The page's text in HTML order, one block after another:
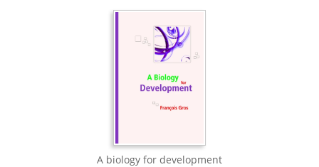
A biology for development